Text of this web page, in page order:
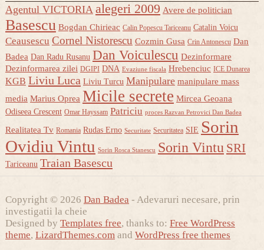
Agentul VICTORIA alegeri 2009 Avere de politician
Basescu Bogdan Chirieac Calin Popescu Tariceanu Catalin Voicu
Ceausescu Cornel Nistorescu Cozmin Gusa Crin Antonescu Dan
Badea Dan Radu Rusanu Dan Voiculescu Dezinformare
Dezinformarea zilei DGIPI DNA Evaziune fiscala Hrebenciuc ICE Dunarea
KGB Liviu Luca Liviu Turcu Manipulare manipulare mass
media Marius Oprea Micile secrete Mircea Geoana
Odiseea Crescent Omar Hayssam Patriciu proces Razvan Petrovici Dan Badea
Realitatea Tv Romania Rudas Erno Securitate Securitatea SIE Sorin
Ovidiu Vintu Sorin Rosca Stanescu Sorin Vintu SRI
Tariceanu Traian Basescu
Copyright © 2026 Dan Badea - Adevaruri necesare, prin
investigatii la cheie
Designed by Templates free, thanks to: Free WordPress
theme, LizardThemes.comand WordPress free themes